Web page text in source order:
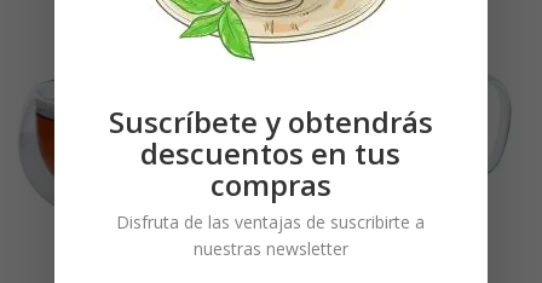
Suscríbete y obtendrás
descuentos en tus
compras
Disfruta de las ventajas de suscribirte a
nuestras newsletter